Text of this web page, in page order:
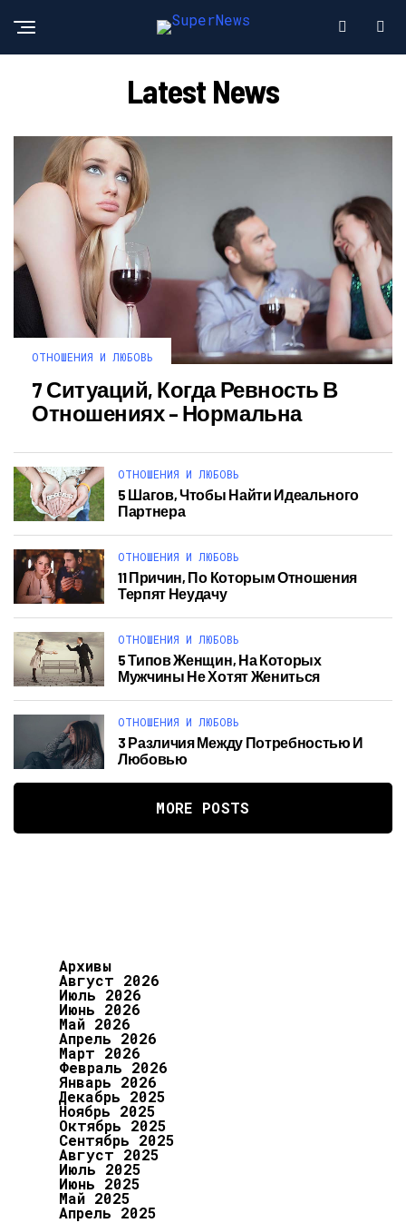
Latest News
ОТНОШЕНИЯ И ЛЮБОВЬ
7 Ситуаций, Когда Ревность В
Отношениях – Нормальна
ОТНОШЕНИЯ И ЛЮБОВЬ
5 Шагов, Чтобы Найти Идеального
Партнера
ОТНОШЕНИЯ И ЛЮБОВЬ
11 Причин, По Которым Отношения
Терпят Неудачу
ОТНОШЕНИЯ И ЛЮБОВЬ
5 Типов Женщин, На Которых
Мужчины Не Хотят Жениться
ОТНОШЕНИЯ И ЛЮБОВЬ
3 Различия Между Потребностью И
Любовью
MORE POSTS
Архивы
Август 2026
Июль 2026
Июнь 2026
Май 2026
Апрель 2026
Март 2026
Февраль 2026
Январь 2026
Декабрь 2025
Ноябрь 2025
Октябрь 2025
Сентябрь 2025
Август 2025
Июль 2025
Июнь 2025
Май 2025
Апрель 2025